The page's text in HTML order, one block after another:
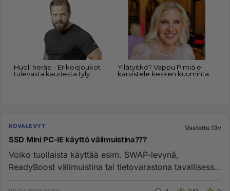
KOVALEVYT Vastattu 13v
SSD Mini PC-IE käyttö välimuistina???
Voiko tuollaista käyttää esim. SWAP-levynä,
ReadyBoost välimuistina tai tietovarastona tavallisessa